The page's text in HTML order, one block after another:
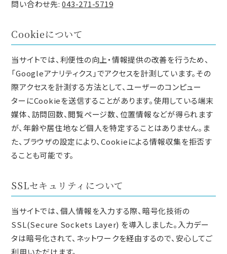
問い合わせ先:043-271-5719
Cookieについて
当サイトでは、利便性の向上・情報提供の改善を行うため、
「Googleアナリティクス」でアクセスを計測しています。その
際アクセスを計測する方法として、ユーザーのコンピュー
ターにCookieを送信することがあります。使用している端末
媒体、訪問回数、閲覧ページ数、位置情報などが得られます
が、年齢や居住地など個人を特定することはありません。ま
た、ブラウザの設定により、Cookieによる情報収集を拒否す
ることも可能です。
SSLセキュリティについて
当サイトでは、個人情報を入力する際、暗号化技術の
SSL(Secure Sockets Layer) を導入しました。入力デー
タは暗号化されて、ネットワークを経由するので、安心してご
利用いただけます。